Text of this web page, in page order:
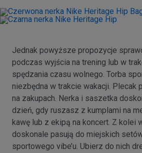
Jednak powyższe propozycje
podczas wyjścia na trening lub w
spędzania czasu wolnego. Torba
niezbędna w trakcie wakacji. Plecak
na zakupach. Nerka i saszetka
dzień, gdy ruszasz z kumplami na
kawę lub z ekipą na koncert. Z kolei
doskonale pasują do miejskich
sportowego vibe’u. Ubierz do nich